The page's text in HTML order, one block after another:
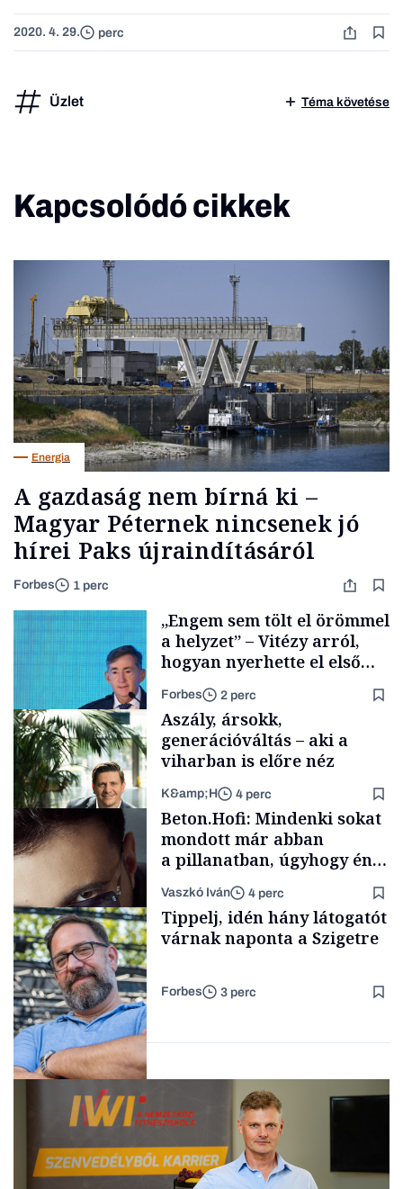
2020. 4. 29. perc
Üzlet Téma követése
Kapcsolódó cikkek
Energia
A gazdaság nem bírná ki –
Magyar Péternek nincsenek jó
hírei Paks újraindításáról
Forbes 1 perc
Elszámoltatás
„Engem sem tölt el örömmel
a helyzet” – Vitézy arról,
hogyan nyerhette el első
tenderét Mészárosék cége a
Tisza-kormány alatt
Forbes 2 perc
TÁMOGATÓI
TARTALOM
Aszály, ársokk,
generációváltás – aki a
viharban is előre néz
K&amp;H 4 perc
Forbes-sztori
Beton.Hofi: Mindenki sokat
mondott már abban
a pillanatban, úgyhogy én
a legsarkosabb
gondolataimat akartam
kimondani
Vaszkó Iván 4 perc
Tippelj, idén hány látogatót
várnak naponta a Szigetre
Forbes 3 perc